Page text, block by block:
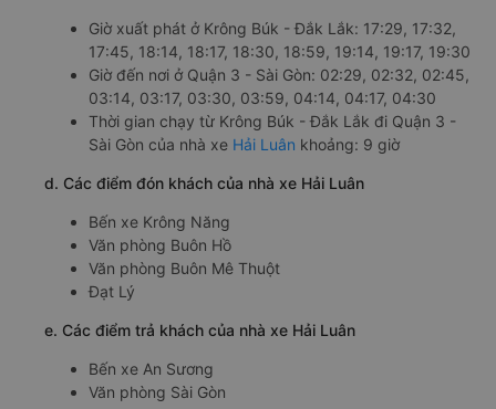
Giờ xuất phát ở Krông Búk - Đắk Lắk: 17:29, 17:32,
17:45, 18:14, 18:17, 18:30, 18:59, 19:14, 19:17, 19:30
Giờ đến nơi ở Quận 3 - Sài Gòn: 02:29, 02:32, 02:45,
03:14, 03:17, 03:30, 03:59, 04:14, 04:17, 04:30
Thời gian chạy từ Krông Búk - Đắk Lắk đi Quận 3 -
Sài Gòn của nhà xe Hải Luân khoảng: 9 giờ
d. Các điểm đón khách của nhà xe Hải Luân
Bến xe Krông Năng
Văn phòng Buôn Hồ
Văn phòng Buôn Mê Thuột
Đạt Lý
e. Các điểm trả khách của nhà xe Hải Luân
Bến xe An Sương
Văn phòng Sài Gòn